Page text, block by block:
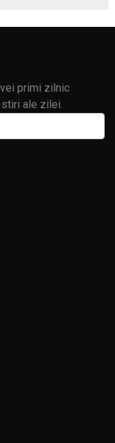
primi zilnic
ale zilei.